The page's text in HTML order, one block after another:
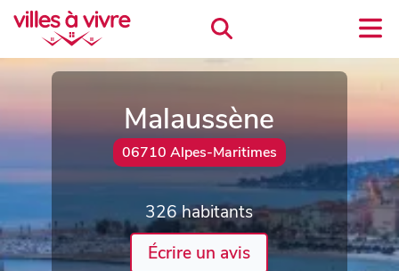
Malaussène
06710 Alpes-Maritimes
326 habitants
Écrire un avis